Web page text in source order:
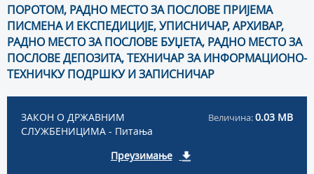
ПОРОТОМ, РАДНО МЕСТО ЗА ПОСЛОВЕ ПРИЈЕМА
ПИСМЕНА И ЕКСПЕДИЦИЈЕ, УПИСНИЧАР, АРХИВАР,
РАДНО МЕСТО ЗА ПОСЛОВЕ БУЏЕТА, РАДНО МЕСТО ЗА
ПОСЛОВЕ ДЕПОЗИТА, ТЕХНИЧАР ЗА ИНФОРМАЦИОНО-
ТЕХНИЧКУ ПОДРШКУ И ЗАПИСНИЧАР
ЗАКОН О ДРЖАВНИМ
СЛУЖБЕНИЦИМА - Питања
Величина:0.03 MB
Преузимање